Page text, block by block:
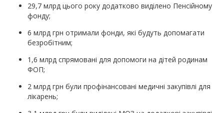
29,7 млрд цього року додатково виділено Пенсійному
фонду;
6 млрд грн отримали фонди, які будуть допомагати
безробітним;
1,6 млрд спрямовані для допомоги на дітей родинам
ФОП;
2 млрд грн були профінансовані медичні закупівлі для
лікарень;